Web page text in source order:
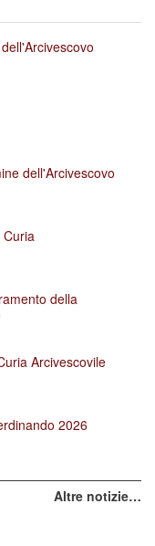
dell'Arcivescovo
Curia
della
Arcivescovile
2026
Altre notizie…